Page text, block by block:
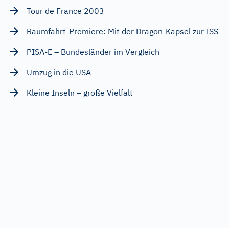
Tour de France 2003
Raumfahrt-Premiere: Mit der Dragon-Kapsel zur ISS
PISA-E – Bundesländer im Vergleich
Umzug in die USA
Kleine Inseln – große Vielfalt